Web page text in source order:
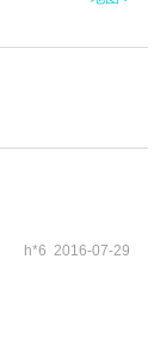
h*6 2016-07-29